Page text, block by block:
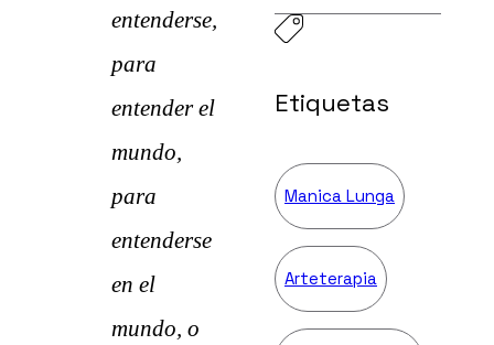
entenderse,
para
entender el
mundo,
para
entenderse
en el
mundo, o
Etiquetas
Manica Lunga
Arteterapia